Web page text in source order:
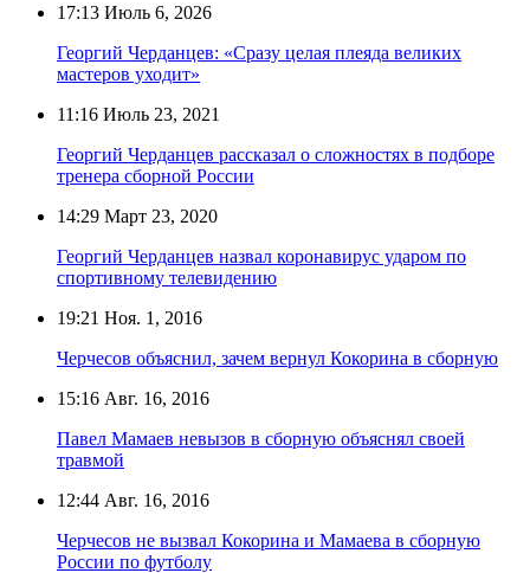
17:13 Июль 6, 2026
Георгий Черданцев: «Сразу целая плеяда великих
мастеров уходит»
11:16 Июль 23, 2021
Георгий Черданцев рассказал о сложностях в подборе
тренера сборной России
14:29 Март 23, 2020
Георгий Черданцев назвал коронавирус ударом по
спортивному телевидению
19:21 Ноя. 1, 2016
Черчесов объяснил, зачем вернул Кокорина в сборную
15:16 Авг. 16, 2016
Павел Мамаев невызов в сборную объяснял своей
травмой
12:44 Авг. 16, 2016
Черчесов не вызвал Кокорина и Мамаева в сборную
России по футболу